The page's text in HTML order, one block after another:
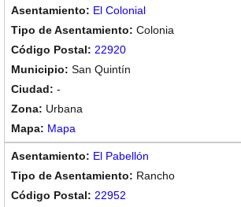
El Colonial
Colonia
22920
San Quintín
-
Urbana
Mapa
El Pabellón
Rancho
22952